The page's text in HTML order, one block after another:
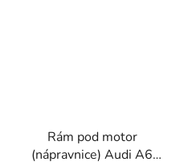
Rám pod motor
(nápravnice) Audi A6